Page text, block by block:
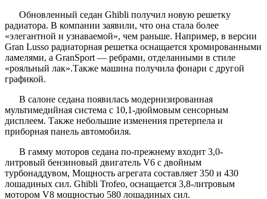
Обновленный седан Ghibli получил новую решетку
радиатора. В компании заявили, что она стала более
«элегантной и узнаваемой», чем раньше. Например, в версии
Gran Lusso радиаторная решетка оснащается хромированными
ламелями, а GranSport — ребрами, отделанными в стиле
«рояльный лак».Также машина получила фонари с другой
графикой.
В салоне седана появилась модернизированная
мультимедийная система с 10,1-дюймовым сенсорным
дисплеем. Также небольшие изменения претерпела и
приборная панель автомобиля.
В гамму моторов седана по-прежнему входит 3,0-
литровый бензиновый двигатель V6 с двойным
турбонаддувом, Мощность агрегата составляет 350 и 430
лошадиных сил. Ghibli Trofeo, оснащается 3,8-литровым
мотором V8 мощностью 580 лошадиных сил.